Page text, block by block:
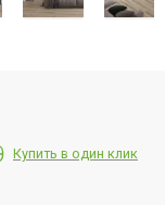
Купить в один клик